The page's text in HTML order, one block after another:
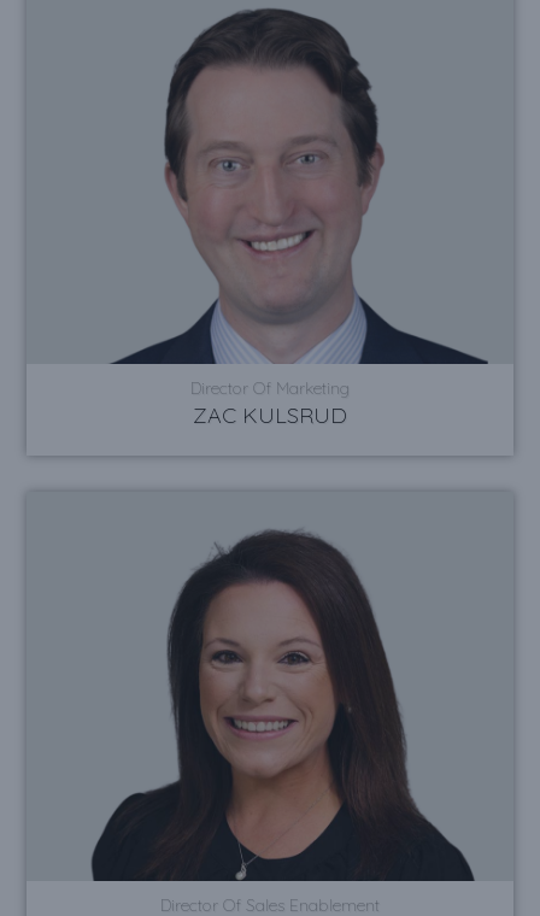
Director Of Marketing
ZAC KULSRUD
Director Of Sales Enablement